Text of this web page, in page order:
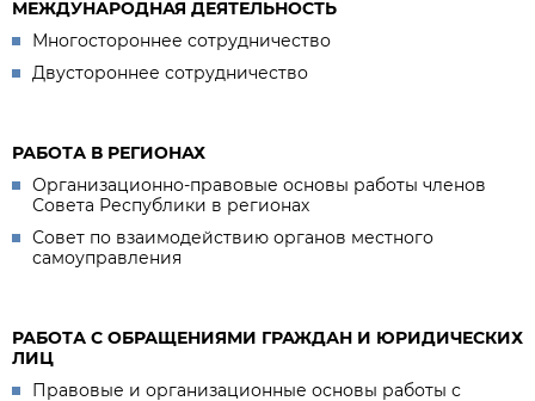
МЕЖДУНАРОДНАЯ ДЕЯТЕЛЬНОСТЬ
Многостороннее сотрудничество
Двустороннее сотрудничество
РАБОТА В РЕГИОНАХ
Организационно-правовые основы работы членов
Совета Республики в регионах
Совет по взаимодействию органов местного
самоуправления
РАБОТА С ОБРАЩЕНИЯМИ ГРАЖДАН И ЮРИДИЧЕСКИХ
ЛИЦ
Правовые и организационные основы работы с